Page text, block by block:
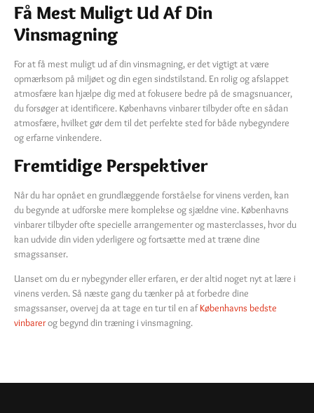
Få Mest Muligt Ud Af Din
Vinsmagning
For at få mest muligt ud af din vinsmagning, er det vigtigt at være
opmærksom på miljøet og din egen sindstilstand. En rolig og afslappet
atmosfære kan hjælpe dig med at fokusere bedre på de smagsnuancer,
du forsøger at identificere. Københavns vinbarer tilbyder ofte en sådan
atmosfære, hvilket gør dem til det perfekte sted for både nybegyndere
og erfarne vinkendere.
Fremtidige Perspektiver
Når du har opnået en grundlæggende forståelse for vinens verden, kan
du begynde at udforske mere komplekse og sjældne vine. Københavns
vinbarer tilbyder ofte specielle arrangementer og masterclasses, hvor du
kan udvide din viden yderligere og fortsætte med at træne dine
smagssanser.
Uanset om du er nybegynder eller erfaren, er der altid noget nyt at lære i
vinens verden. Så næste gang du tænker på at forbedre dine
smagssanser, overvej da at tage en tur til en afKøbenhavns bedste
vinbarerog begynd din træning i vinsmagning.